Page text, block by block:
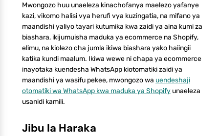
Mwongozo huu unaeleza kinachofanya maelezo yafanye
kazi, vikomo halisi vya herufi vya kuzingatia, na mifano ya
maandishi yaliyo tayari kutumika kwa zaidi ya aina kumi za
biashara, ikijumuisha maduka ya ecommerce na Shopify,
elimu, na kiolezo cha jumla ikiwa biashara yako haiingii
katika kundi maalum. Ikiwa wewe ni chapa ya ecommerce
inayotaka kuendesha WhatsApp kiotomatiki zaidi ya
maandishi ya wasifu pekee, mwongozo wa uendeshaji
otomatiki wa WhatsApp kwa maduka ya Shopify unaeleza
usanidi kamili.
Jibu la Haraka